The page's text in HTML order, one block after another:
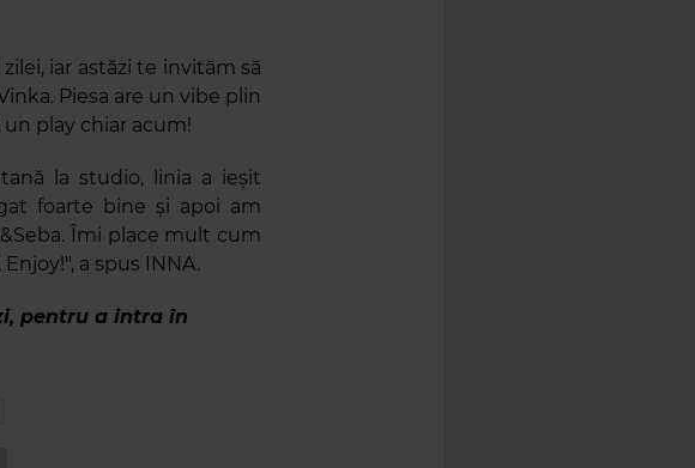
iar astăzi te invităm să
Piesa are un vibe plin
play chiar acum!
la studio, linia a ieșit
foarte bine și apoi am
Îmi place mult cum
a spus INNA.
pentru a intra în